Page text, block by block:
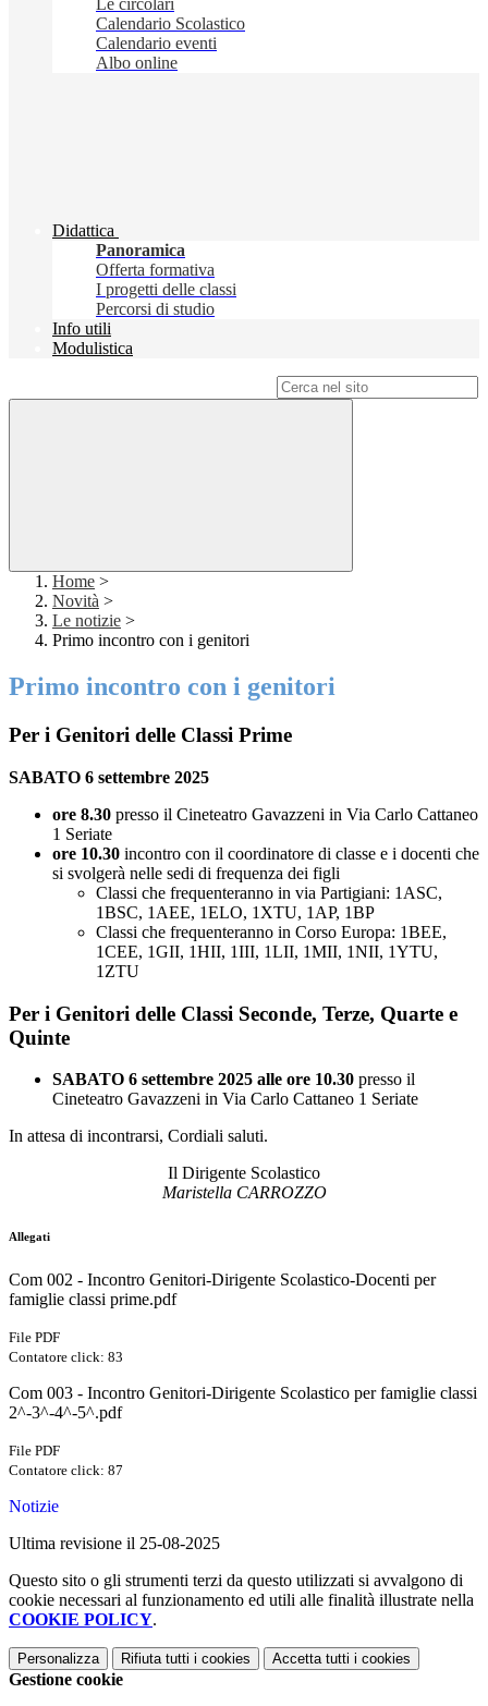
Le circolari
Calendario Scolastico
Calendario eventi
Albo online
Didattica
Panoramica
Offerta formativa
I progetti delle classi
Percorsi di studio
Info utili
Modulistica
Home >
Novità >
Le notizie >
Primo incontro con i genitori
Primo incontro con i genitori
Per i Genitori delle Classi Prime
SABATO 6 settembre 2025
ore 8.30 presso il Cineteatro Gavazzeni in Via Carlo Cattaneo
1 Seriate
ore 10.30 incontro con il coordinatore di classe e i docenti che
si svolgerà nelle sedi di frequenza dei figli
Classi che frequenteranno in via Partigiani: 1ASC,
1BSC, 1AEE, 1ELO, 1XTU, 1AP, 1BP
Classi che frequenteranno in Corso Europa: 1BEE,
1CEE, 1GII, 1HII, 1III, 1LII, 1MII, 1NII, 1YTU,
1ZTU
Per i Genitori delle Classi Seconde, Terze, Quarte e
Quinte
SABATO 6 settembre 2025 alle ore 10.30 presso il
Cineteatro Gavazzeni in Via Carlo Cattaneo 1 Seriate
In attesa di incontrarsi, Cordiali saluti.
Il Dirigente Scolastico
Maristella CARROZZO
Allegati
Com 002 - Incontro Genitori-Dirigente Scolastico-Docenti per
famiglie classi prime.pdf
File PDF
Contatore click: 83
Com 003 - Incontro Genitori-Dirigente Scolastico per famiglie classi
2^-3^-4^-5^.pdf
File PDF
Contatore click: 87
Notizie
Ultima revisione il 25-08-2025
Questo sito o gli strumenti terzi da questo utilizzati si avvalgono di
cookie necessari al funzionamento ed utili alle finalità illustrate nella
COOKIE POLICY.
Personalizza Rifiuta tutti i cookies Accetta tutti i cookies
Gestione cookie